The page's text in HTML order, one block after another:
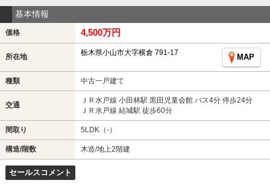
基本情報
価格 4,500万円
所在地 栃木県小山市大字横倉 791-17
MAP
種類 中古一戸建て
交通
ＪＲ水戸線 小田林駅 黒田児童会館 バス4分 停歩24分
ＪＲ水戸線 結城駅 徒歩60分
間取り 5LDK（-）
構造/階数 木造/地上2階建
セールスコメント